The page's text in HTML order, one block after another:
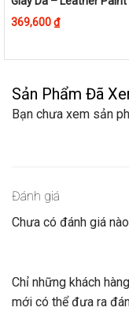
product
has
variants.
options
may
product
page
369,600₫
Sản Phẩm Đã
Bạn chưa xem sản
Đánh giá
Chưa có đánh giá
Chỉ những khách
mới có thể đưa ra